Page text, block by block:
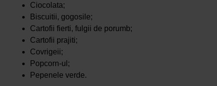
Ciocolata;
Biscuitii, gogosile;
Cartofii fierti, fulgii de porumb;
Cartofii prajiti;
Covrigeii;
Popcorn-ul;
Pepenele verde.